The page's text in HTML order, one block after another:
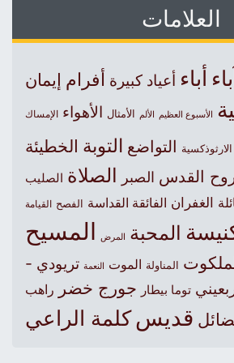
العلامات
أباء أعياد كبيرة أفرام إيمان
الأسبوع العظيم الألم الأمثال الأهواء الإمساك
التواضع التوبة الخطيئة
القدس الصبر الصلاة الصليب
الغفران الفائقة القداسة الفصح القيامة
المحبة المرض المسيح
المناولة الموت النعمة تريودي -
توما بيطار جورج خضر راهب
قديس كلمة الراعي